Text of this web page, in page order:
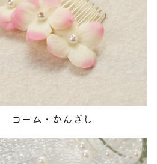
コーム・かんざし